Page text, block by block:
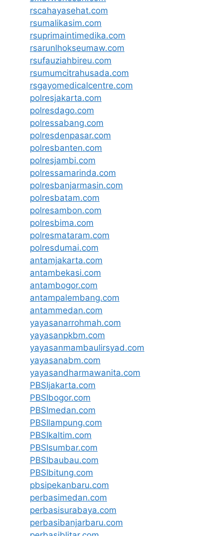
rscahayasehat.com
rsumalikasim.com
rsuprimaintimedika.com
rsarunlhokseumaw.com
rsufauziahbireu.com
rsumumcitrahusada.com
rsgayomedicalcentre.com
polresjakarta.com
polresdago.com
polressabang.com
polresdenpasar.com
polresbanten.com
polresjambi.com
polressamarinda.com
polresbanjarmasin.com
polresbatam.com
polresambon.com
polresbima.com
polresmataram.com
polresdumai.com
antamjakarta.com
antambekasi.com
antambogor.com
antampalembang.com
antammedan.com
yayasanarrohmah.com
yayasanpkbm.com
yayasanmambaulirsyad.com
yayasanabm.com
yayasandharmawanita.com
PBSIjakarta.com
PBSIbogor.com
PBSImedan.com
PBSIlampung.com
PBSIkaltim.com
PBSIsumbar.com
PBSIbaubau.com
PBSIbitung.com
pbsipekanbaru.com
perbasimedan.com
perbasisurabaya.com
perbasibanjarbaru.com